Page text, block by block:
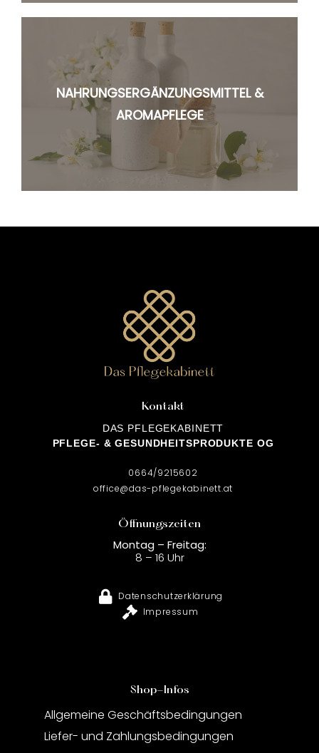
NAHRUNGSERGÄNZUNGSMITTEL &
AROMAPFLEGE
Kontakt
DAS PFLEGEKABINETT
PFLEGE- & GESUNDHEITSPRODUKTE OG
0664/9215602
office@das-pflegekabinett.at
Öffnungszeiten
Montag – Freitag:
8 – 16 Uhr
Datenschutzerklärung
Impressum
Shop-Infos
Allgemeine Geschäftsbedingungen
Liefer- und Zahlungsbedingungen